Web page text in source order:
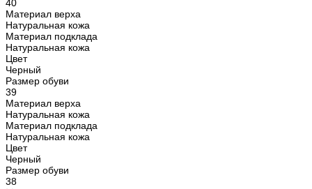
40
Материал верха
Натуральная кожа
Материал подклада
Натуральная кожа
Цвет
Черный
Размер обуви
39
Материал верха
Натуральная кожа
Материал подклада
Натуральная кожа
Цвет
Черный
Размер обуви
38